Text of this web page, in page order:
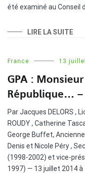
été examiné au Conseil
LIRE LA SUITE
France 13
GPA :
République…
Par Jacques DELORS ,
ROUDY , Catherine
George Buffet,
Denis et Nicole Péry ,
(1998-2002) et vice-
1997) — 13 juillet 2014 à